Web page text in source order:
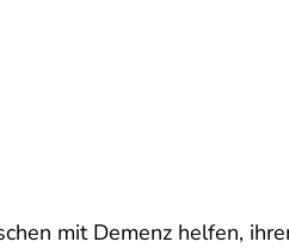
mit Demenz helfen,